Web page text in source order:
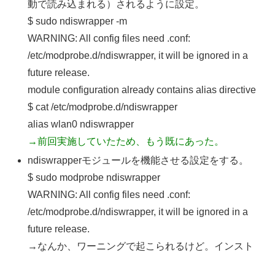
動で読み込まれる）されるように設定。
$ sudo ndiswrapper -m
WARNING: All config files need .conf:
/etc/modprobe.d/ndiswrapper, it will be ignored in a
future release.
module configuration already contains alias directive
$ cat /etc/modprobe.d/ndiswrapper
alias wlan0 ndiswrapper
→前回実施していたため、もう既にあった。
ndiswrapperモジュールを機能させる設定をする。
$ sudo modprobe ndiswrapper
WARNING: All config files need .conf:
/etc/modprobe.d/ndiswrapper, it will be ignored in a
future release.
→なんか、ワーニングで起こられるけど。インスト